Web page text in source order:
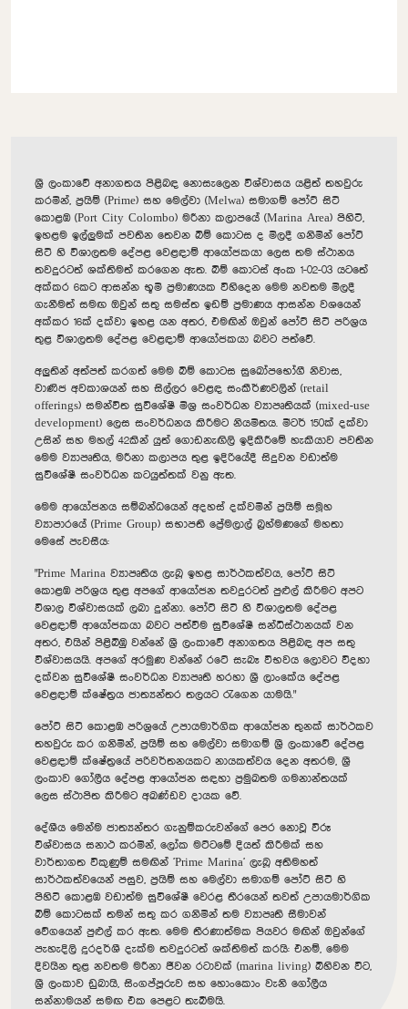
ශ්‍රී ලංකාවේ අනාගතය පිළිබඳ නොසැලෙන විශ්වාසය යළිත් තහවුරු
කරමින්, ප්‍රයිම් (Prime) සහ මෙල්වා (Melwa) සමාගම් පෝට් සිටි
කොළඹ (Port City Colombo) මරීනා කලාපයේ (Marina Area) පිහිටි,
ඉහළම ඉල්ලුමක් පවතින තෙවන බිම් කොටස ද මිලදී ගනිමින් පෝට්
සිටි හි විශාලතම දේපළ වෙළඳාම් ආයෝජකයා ලෙස තම ස්ථානය
තවදුරටත් ශක්තිමත් කරගෙන ඇත. බිම් කොටස් අංක 1-02-03 යටතේ
අක්කර 6කට ආසන්න භූමි ප්‍රමාණයක විහිදෙන මෙම නවතම මිලදී
ගැනීමත් සමඟ ඔවුන් සතු සමස්ත ඉඩම් ප්‍රමාණය ආසන්න වශයෙන්
අක්කර 16ක් දක්වා ඉහළ යන අතර, එමඟින් ඔවුන් පෝට් සිටි පරිශ්‍රය
තුළ විශාලතම දේපළ වෙළඳාම් ආයෝජකයා බවට පත්වේ.
අලුතින් අත්පත් කරගත් මෙම බිම් කොටස සුඛෝපභෝගී නිවාස,
වාණිජ අවකාශයන් සහ සිල්ලර වෙළඳ සංකීර්ණවලින් (retail
offerings) සමන්විත සුවිශේෂී මිශ්‍ර සංවර්ධන ව්‍යාපෘතියක් (mixed-use
development) ලෙස සංවර්ධනය කිරීමට නියමිතය. මීටර් 150ක් දක්වා
උසින් සහ මහල් 42කින් යුත් ගොඩනැඟිලි ඉදිකිරීමේ හැකියාව පවතින
මෙම ව්‍යාපෘතිය, මරීනා කලාපය තුළ ඉදිරියේදී සිදුවන වඩාත්ම
සුවිශේෂී සංවර්ධන කටයුත්තක් වනු ඇත.
මෙම ආයෝජනය සම්බන්ධයෙන් අදහස් දක්වමින් ප්‍රයිම් සමූහ
ව්‍යාපාරයේ (Prime Group) සභාපති ප්‍රේමලාල් බ්‍රහ්මණගේ මහතා
මෙසේ පැවසීය:
"Prime Marina ව්‍යාපෘතිය ලැබූ ඉහළ සාර්ථකත්වය, පෝට් සිටි
කොළඹ පරිශ්‍රය තුළ අපගේ ආයෝජන තවදුරටත් පුළුල් කිරීමට අපට
විශාල විශ්වාසයක් ලබා දුන්නා. පෝට් සිටි හි විශාලතම දේපළ
වෙළඳාම් ආයෝජකයා බවට පත්වීම සුවිශේෂී සන්ධිස්ථානයක් වන
අතර, එයින් පිළිබිඹු වන්නේ ශ්‍රී ලංකාවේ අනාගතය පිළිබඳ අප සතු
විශ්වාසයයි. අපගේ අරමුණ වන්නේ රටේ සැබෑ විභවය ලොවට විදහා
දක්වන සුවිශේෂී සංවර්ධන ව්‍යාපෘති හරහා ශ්‍රී ලාංකේය දේපළ
වෙළඳාම් ක්ෂේත්‍රය ජාත්‍යන්තර තලයට රැගෙන යාමයි."
පෝට් සිටි කොළඹ පරිශ්‍රයේ උපායමාර්ගික ආයෝජන තුනක් සාර්ථකව
තහවුරු කර ගනිමින්, ප්‍රයිම් සහ මෙල්වා සමාගම් ශ්‍රී ලංකාවේ දේපළ
වෙළඳාම් ක්ෂේත්‍රයේ පරිවර්තනයකට නායකත්වය දෙන අතරම, ශ්‍රී
ලංකාව ගෝලීය දේපළ ආයෝජන සඳහා ප්‍රමුඛතම ගමනාන්තයක්
ලෙස ස්ථාපිත කිරීමට අඛණ්ඩව දායක වේ.
දේශීය මෙන්ම ජාත්‍යන්තර ගැනුම්කරුවන්ගේ පෙර නොවූ විරූ
විශ්වාසය සනාථ කරමින්, ලෝක මට්ටමේ දියත් කිරීමක් සහ
වාර්තාගත විකුණුම් සමඟින් 'Prime Marina' ලැබූ අතිමහත්
සාර්ථකත්වයෙන් පසුව, ප්‍රයිම් සහ මෙල්වා සමාගම් පෝට් සිටි හි
පිහිටි කොළඹ වඩාත්ම සුවිශේෂී වෙරළ තීරයෙන් තවත් උපායමාර්ගික
බිම් කොටසක් තමන් සතු කර ගනිමින් තම ව්‍යාපෘති සීමාවන්
වේගයෙන් පුළුල් කර ඇත. මෙම තීරණාත්මක පියවර මඟින් ඔවුන්ගේ
පැහැදිලි දූරදර්ශී දැක්ම තවදුරටත් ශක්තිමත් කරයි: එනම්, මෙම
දිවයින තුළ නවතම මරීනා ජීවන රටාවක් (marina living) බිහිවන විට,
ශ්‍රී ලංකාව ඩුබායි, සිංගප්පූරුව සහ හොංකොං වැනි ගෝලීය
සන්නාමයන් සමඟ එක පෙළට තැබීමයි.